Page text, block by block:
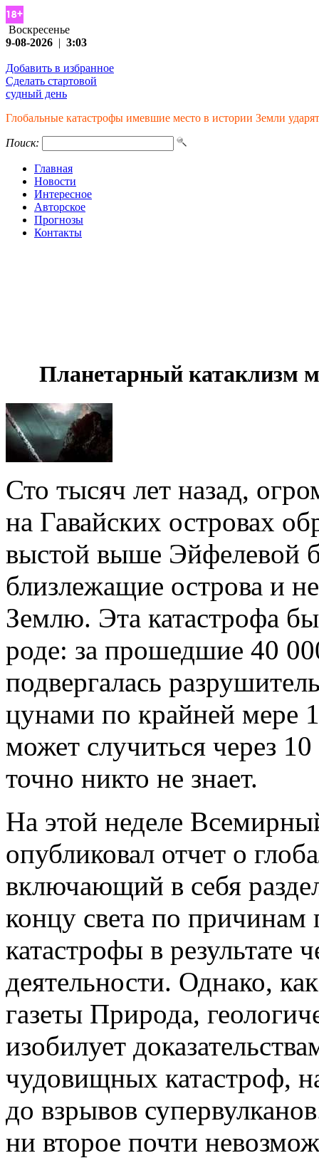
Воскресенье
9-08-2026 | 3:03
Добавить в избранное
Сделать стартовой
судный день
Глобальные катастрофы имевшие место в истории Земли
Поиск:
Главная
Новости
Интересное
Авторское
Прогнозы
Контакты
Планетарный катаклизм
Сто тысяч лет назад,
на Гавайских островах
выстой выше Эйфелевой
близлежащие острова и
Землю. Эта катастрофа
роде: за прошедшие 40
подвергалась
цунами по крайней мере
может случиться через
точно никто не знает.
На этой неделе
опубликовал отчет о
включающий в себя
концу света по
катастрофы в результате
деятельности. Однако,
газеты Природа,
изобилует
чудовищных катастроф,
до взрывов
ни второе почти